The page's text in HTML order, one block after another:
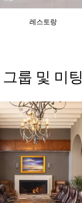
레스토랑
그룹 및 미팅